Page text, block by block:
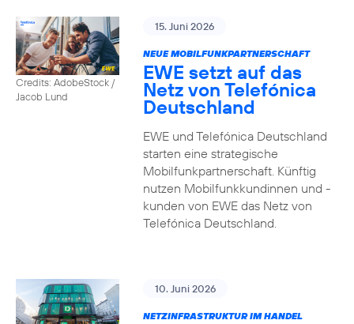
Credits: AdobeStock /
Jacob Lund
15. Juni 2026
NEUE MOBILFUNKPARTNERSCHAFT
EWE setzt auf das
Netz von Telefónica
Deutschland
EWE und Telefónica Deutschland
starten eine strategische
Mobilfunkpartnerschaft. Künftig
nutzen Mobilfunkkundinnen und -
kunden von EWE das Netz von
Telefónica Deutschland.
10. Juni 2026
NETZINFRASTRUKTUR IM HANDEL